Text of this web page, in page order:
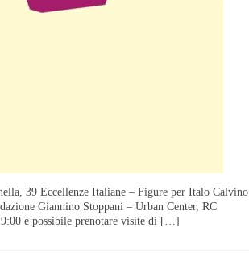
39 Eccellenze Italiane – Figure per Italo Calvino
Giannino Stoppani – Urban Center, RC
è possibile prenotare visite di […]